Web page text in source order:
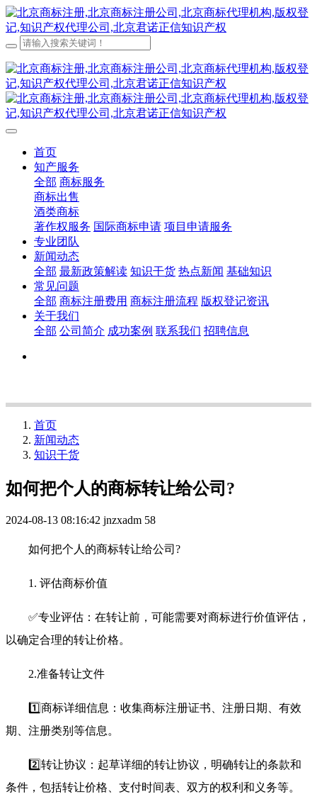
首页
知产服务
全部 商标服务
商标出售
酒类商标
著作权服务 国际商标申请 项目申请服务
专业团队
新闻动态
全部 最新政策解读 知识干货 热点新闻 基础知识
常见问题
全部 商标注册费用 商标注册流程 版权登记资讯
关于我们
全部 公司简介 成功案例 联系我们 招聘信息
首页
新闻动态
知识干货
如何把个人的商标转让给公司?
2024-08-13 08:16:42 jnzxadm 58
如何把个人的商标转让给公司?
1. 评估商标价值
✅专业评估：在转让前，可能需要对商标进行价值评估，
以确定合理的转让价格。
2.准备转让文件
1️⃣商标详细信息：收集商标注册证书、注册日期、有效
期、注册类别等信息。
2️⃣转让协议：起草详细的转让协议，明确转让的条款和
条件，包括转让价格、支付时间表、双方的权利和义务等。